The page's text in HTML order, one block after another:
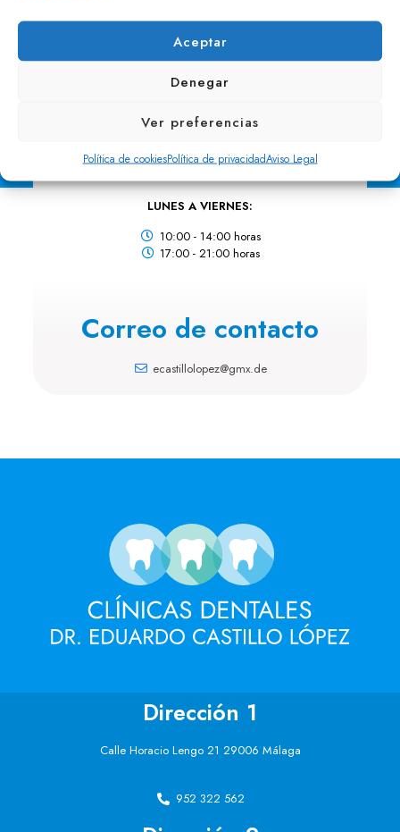
Aceptar
Denegar
Ver preferencias
Política de cookiesPolítica de privacidadAviso Legal
952 234 332
AV. VELÁZQUEZ 63
Horario de atención
LUNES A VIERNES:
10:00 - 14:00 horas
17:00 - 21:00 horas
Correo de contacto
ecastillolopez@gmx.de
Dirección 1
Calle Horacio Lengo 21 29006 Málaga
952 322 562